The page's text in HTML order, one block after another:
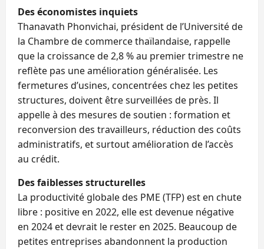
Des économistes inquiets
Thanavath Phonvichai, président de l’Université de
la Chambre de commerce thaïlandaise, rappelle
que la croissance de 2,8 % au premier trimestre ne
reflète pas une amélioration généralisée. Les
fermetures d’usines, concentrées chez les petites
structures, doivent être surveillées de près. Il
appelle à des mesures de soutien : formation et
reconversion des travailleurs, réduction des coûts
administratifs, et surtout amélioration de l’accès
au crédit.
Des faiblesses structurelles
La productivité globale des PME (TFP) est en chute
libre : positive en 2022, elle est devenue négative
en 2024 et devrait le rester en 2025. Beaucoup de
petites entreprises abandonnent la production